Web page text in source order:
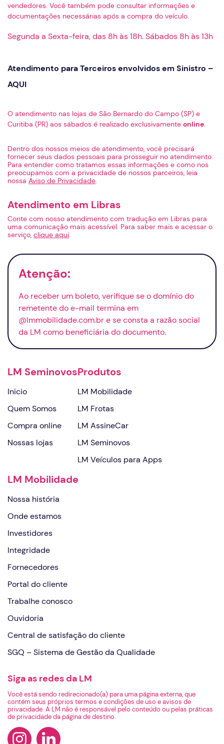
vendedores. Você também pode consultar informações e
documentações necessárias após a compra do veículo.
Segunda a Sexta-feira, das 8h às 18h. Sábados 8h às 13h
Atendimento para Terceiros envolvidos em Sinistro –
AQUI
O atendimento nas lojas de São Bernardo do Campo (SP) e
Curitiba (PR) aos sábados é realizado exclusivamente online.
Dentro dos nossos meios de atendimento, você precisará
fornecer seus dados pessoais para prosseguir no atendimento.
Para entender como tratamos essas informações e como nos
preocupamos com a privacidade de nossos parceiros, leia
nossa Aviso de Privacidade.
Atendimento em Libras
Conte com nosso atendimento com tradução em Libras para
uma comunicação mais acessível. Para saber mais e acessar o
serviço, clique aqui.
Atenção:
Ao receber um boleto, verifique se o domínio do
remetente doe-mail termina em
@lmmobilidade.com.br e se consta a razão social
da LM como beneficiária do documento.
LM Seminovos
Inicio
Quem Somos
Compra online
Nossas lojas
Produtos
LM Mobilidade
LM Frotas
LM AssineCar
LM Veículos para Apps
LM Seminovos
LM Mobilidade
Nossa história
Onde estamos
Investidores
Integridade
Fornecedores
Portal do cliente
Trabalhe conosco
Ouvidoria
Central de satisfação do cliente
SGQ – Sistema de Gestão da Qualidade
Siga as redes da LM
Você está sendo redirecionado(a) para uma página externa, que
contém seus próprios termos e condições de uso e avisos de
privacidade. A LM não é responsável pelo conteúdo ou pelas práticas
de privacidade da página de destino.